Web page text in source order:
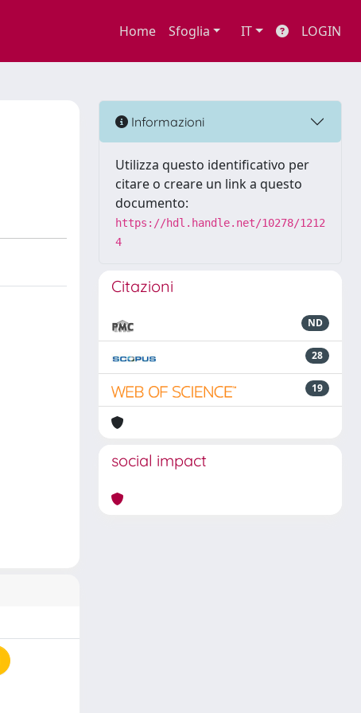
Home Sfoglia IT LOGIN
Informazioni
Utilizza questo identificativo per
citare o creare un link a questo
documento:
https://hdl.handle.net/10278/1212
4
Citazioni
ND
28
19
social impact